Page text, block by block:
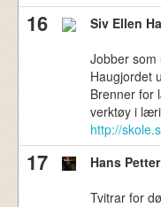
16 Siv Ellen
Jobber som
Haugjordet
Brenner for
verktøy i
http://
17 Hans
Tvitrar for